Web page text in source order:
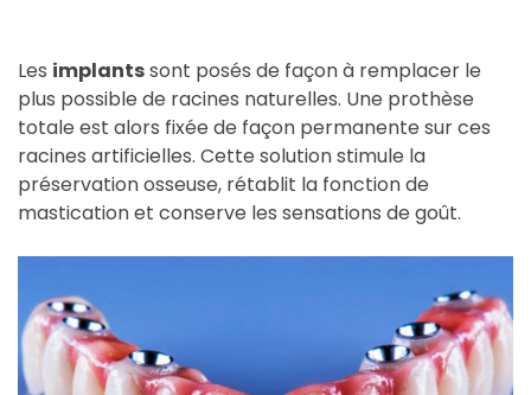
Les implantssont posés de façon à remplacer le
plus possible de racines naturelles. Une prothèse
totale est alors fixée de façon permanente sur ces
racines artificielles. Cette solution stimule la
préservation osseuse, rétablit la fonction de
mastication et conserve les sensations de goût.